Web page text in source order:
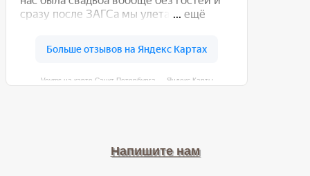
Veyms на карте Санкт‑Петербурга — Яндекс Карты
Напишите нам